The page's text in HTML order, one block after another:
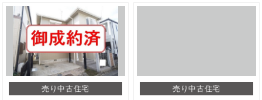
売り中古住宅 売り中古住宅